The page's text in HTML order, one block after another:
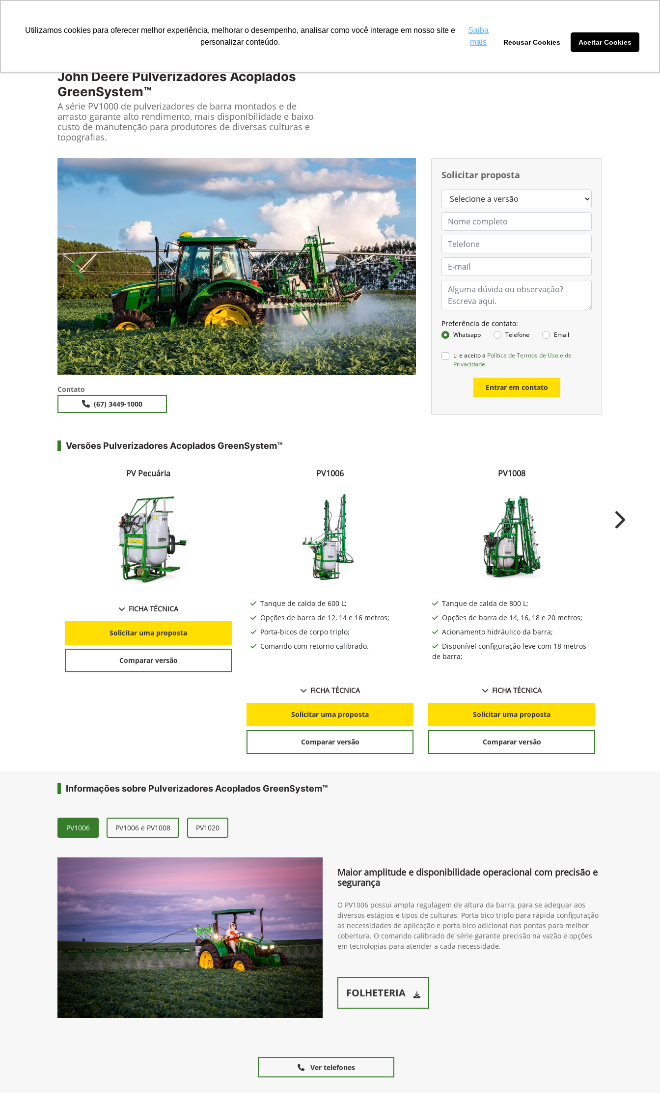
Utilizamos cookies para oferecer melhor experiência, melhorar o desempenho, analisar como você interage em nosso site e
personalizar conteúdo.
Saiba
mais
Recusar Cookies Aceitar Cookies
Seminovos Blog Sobre nós
John DeerePulverizadores Acoplados
GreenSystem™
A série PV1000 de pulverizadores de barra montados e de
arrasto garante alto rendimento, mais disponibilidade e baixo
custo de manutenção para produtores de diversas culturas e
topografias.
Solicitar proposta
Preferência de contato:
Whatsapp Telefone Email
Li e aceito a Política de Termos de Uso e de
Privacidade.
Entrar em contato
Anterior Próximo
Contato
(67) 3449-1000
Versões Pulverizadores Acoplados GreenSystem™
PV Pecuária
FICHA TÉCNICA
Solicitar uma proposta
Comparar versão
PV1006
Tanque de calda de 600 L;
Opções de barra de 12, 14 e 16 metros;
Porta-bicos de corpo triplo;
Comando com retorno calibrado.
FICHA TÉCNICA
Solicitar uma proposta
Comparar versão
PV1008
Tanque de calda de 800 L;
Opções de barra de 14, 16, 18 e 20 metros;
Acionamento hidráulico da barra;
Disponível configuração leve com 18 metros
de barra;
FICHA TÉCNICA
Solicitar uma proposta
Comparar versão
Next
Informações sobre Pulverizadores Acoplados GreenSystem™
PV1006 PV1006 e PV1008 PV1020
Maior amplitude e disponibilidade operacional com precisão e
segurança
O PV1006 possui ampla regulagem de altura da barra, para se adequar aos
diversos estágios e tipos de culturas; Porta bico triplo para rápida configuração
as necessidades de aplicação e porta bico adicional nas pontas para melhor
cobertura. O comando calibrado de série garante precisão na vazão e opções
em tecnologias para atender a cada necessidade.
FOLHETERIA
Ver telefones